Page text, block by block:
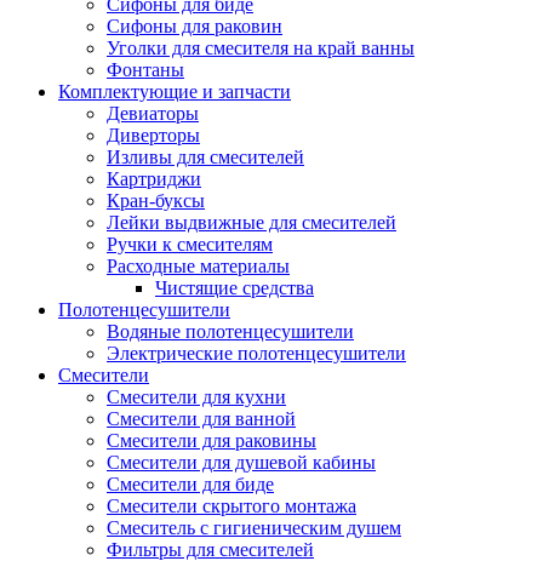
Сифоны для раковин
Уголки для смесителя на край ванны
Фонтаны
Комплектующие и запчасти
Девиаторы
Диверторы
Изливы для смесителей
Картриджи
Кран-буксы
Лейки выдвижные для смесителей
Ручки к смесителям
Расходные материалы
Чистящие средства
Полотенцесушители
Водяные полотенцесушители
Электрические полотенцесушители
Смесители
Смесители для кухни
Смесители для ванной
Смесители для раковины
Смесители для душевой кабины
Смесители для биде
Смесители скрытого монтажа
Смеситель с гигиеническим душем
Фильтры для смесителей